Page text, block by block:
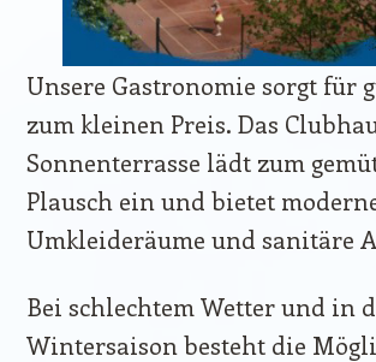
Unsere Gastronomie sorgt für
zum kleinen Preis. Das
Sonnenterrasse lädt zum
Plausch ein und bietet
Umkleideräume und sanitäre
Bei schlechtem Wetter und in
Wintersaison besteht die